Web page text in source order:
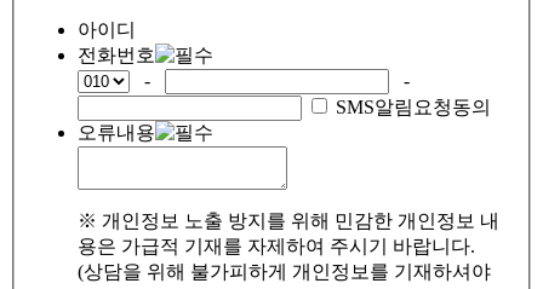
아이디
전화번호
-
-
SMS알림요청동의
오류내용
※ 개인정보 노출 방지를 위해 민감한 개인정보 내
용은 가급적 기재를 자제하여 주시기 바랍니다.
(상담을 위해 불가피하게 개인정보를 기재하셔야